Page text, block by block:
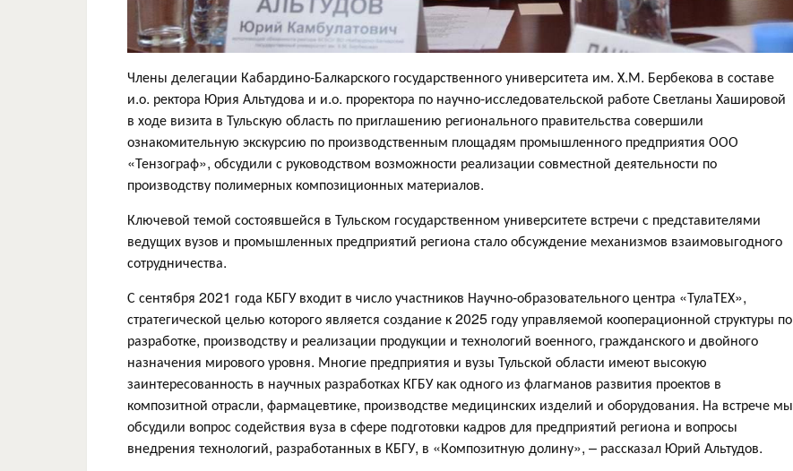
Члены делегации Кабардино-Балкарского государственного университета им. Х.М. Бербекова в составе
и.о. ректора Юрия Альтудова и и.о. проректора по научно-исследовательской работе Светланы Хашировой
в ходе визита в Тульскую область по приглашению регионального правительства совершили
ознакомительную экскурсию по производственным площадям промышленного предприятия ООО
«Тензограф», обсудили с руководством возможности реализации совместной деятельности по
производству полимерных композиционных материалов.
Ключевой темой состоявшейся в Тульском государственном университете встречи с представителями
ведущих вузов и промышленных предприятий региона стало обсуждение механизмов взаимовыгодного
сотрудничества.
С сентября 2021 года КБГУ входит в число участников Научно-образовательного центра «ТулаТЕХ»,
стратегической целью которого является создание к 2025 году управляемой кооперационной структуры по
разработке, производству и реализации продукции и технологий военного, гражданского и двойного
назначения мирового уровня. Многие предприятия и вузы Тульской области имеют высокую
заинтересованность в научных разработках КГБУ как одного из флагманов развития проектов в
композитной отрасли, фармацевтике, производстве медицинских изделий и оборудования. На встрече мы
обсудили вопрос содействия вуза в сфере подготовки кадров для предприятий региона и вопросы
внедрения технологий, разработанных в КБГУ, в «Композитную долину», – рассказал Юрий Альтудов.